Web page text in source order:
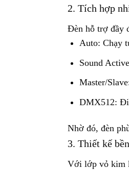
2. Tích hợp
Đèn hỗ trợ đầy
Auto: Chạy
Sound
Master/
DMX512:
Nhờ đó, đèn
3. Thiết kế
Với lớp vỏ kim